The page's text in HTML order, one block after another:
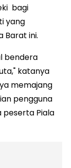
bagi
yang
Barat ini.
bendera
katanya
memajang
pengguna
Piala